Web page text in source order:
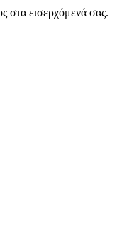
στα εισερχόμενά σας.